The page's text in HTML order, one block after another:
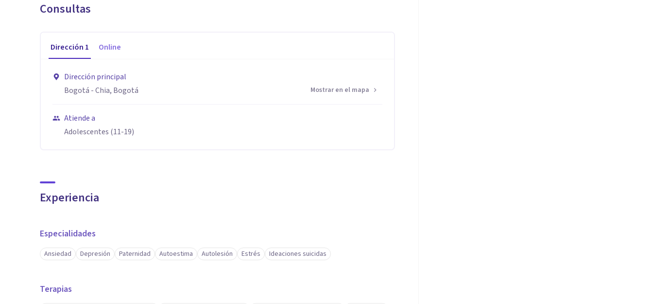
Consultas
Dirección 1 Online
Dirección principal
Bogotá - Chia, Bogotá
Mostrar en el mapa
Atiende a
Adolescentes (11-19)
Experiencia
Especialidades
Ansiedad Depresión Paternidad Autoestima Autolesión Estrés Ideaciones suicidas
Terapias